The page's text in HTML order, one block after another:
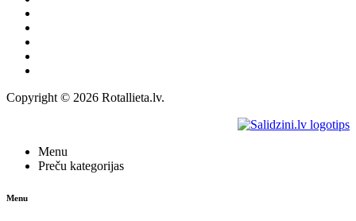
Copyright © 2026 Rotallieta.lv.
Menu
Preču kategorijas
Menu